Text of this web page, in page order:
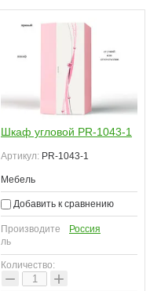
Шкаф угловой PR-1043-1
Артикул: PR-1043-1
Мебель
Добавить к сравнению
Производите
ль
Россия
Количество:
− +